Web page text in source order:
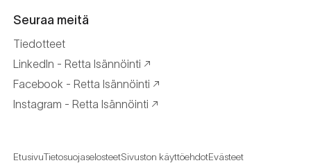
Seuraa meitä
Tiedotteet
LinkedIn - Retta Isännöinti
Facebook - Retta Isännöinti
Instagram - Retta Isännöinti
EtusivuTietosuojaselosteetSivuston käyttöehdotEvästeet